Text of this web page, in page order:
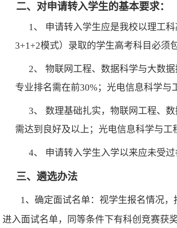
二、对申请转入学生的基本要求：
1、 申请转入学生应是我校以理工
3+1+2模式）录取的学生高考科目必须
2、 物联网工程、数据科学与大数
专业排名需在前30%；光电信息科学与
3、 数理基础扎实，物联网工程、
需达到良好及以上；光电信息科学与工
4、 申请转入学生入学以来应未受
三、遴选办法
1、确定面试名单：视学生报名情况
进入面试名单，同等条件下有科创竞赛获